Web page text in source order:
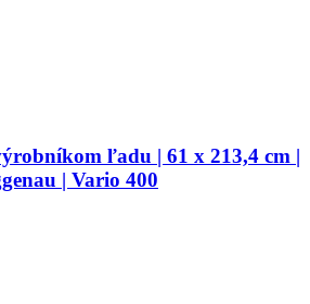
ľadu | 61 x 213,4 cm |
| Vario 400